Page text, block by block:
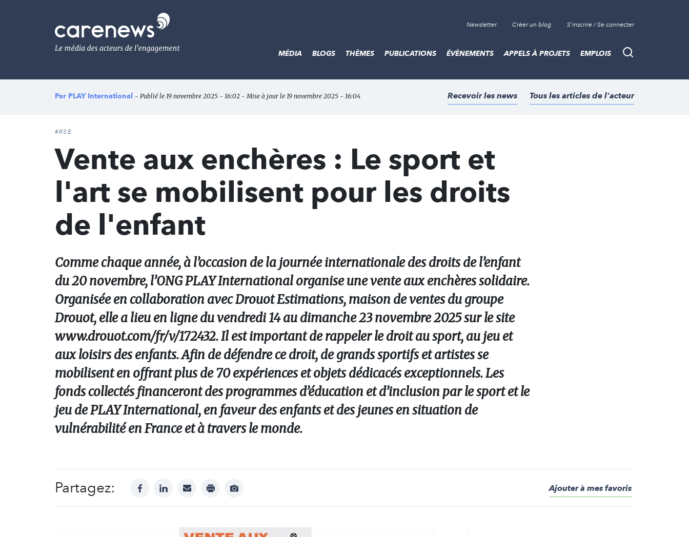
Le
média
de
l'engagement
Newsletter Créer un blog S'inscrire / Se connecter
Recherche
MÉDIA BLOGS THÈMES PUBLICATIONS ÉVÈNEMENTS APPELS À PROJETS EMPLOIS
Par PLAY International - Publié le 19 novembre 2025 - 16:02 - Mise à jour le 19 novembre 2025 - 16:04 Recevoir les news Tous les articles de l'acteur
#RSE
Vente aux enchères : Le sport et
l'art se mobilisent pour les droits
de l'enfant
Comme chaque année, à l’occasion de la journée internationale des droits de l’enfant
du 20 novembre, l’ONG PLAY International organise une vente aux enchères solidaire.
Organisée en collaboration avec Drouot Estimations, maison de ventes du groupe
Drouot, elle a lieu en ligne du vendredi 14 au dimanche 23 novembre 2025 sur le site
www.drouot.com/fr/v/172432. Il est important de rappeler le droit au sport, au jeu et
aux loisirs des enfants. Afin de défendre ce droit, de grands sportifs et artistes se
mobilisent en offrant plus de 70 expériences et objets dédicacés exceptionnels. Les
fonds collectés financeront des programmes d’éducation et d’inclusion par le sport et le
jeu de PLAY International, en faveur des enfants et des jeunes en situation de
vulnérabilité en France et à travers le monde.
Partagez: facebooklinkedinmail print
Afficher
Ajouter à mes favoris